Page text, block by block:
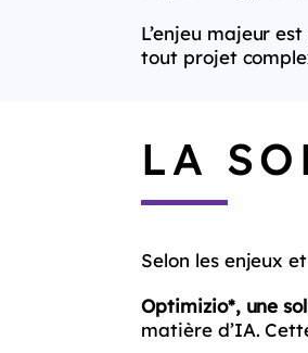
L’enjeu majeur
tout projet
LA
Selon les enjeux
Optimizio*, une
matière d’IA.